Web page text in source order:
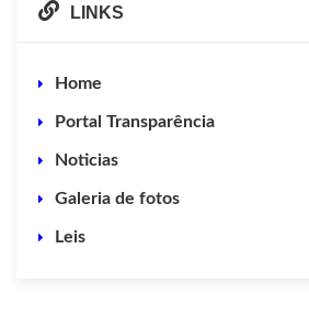
LINKS
Home
Portal Transparência
Noticias
Galeria de fotos
Leis